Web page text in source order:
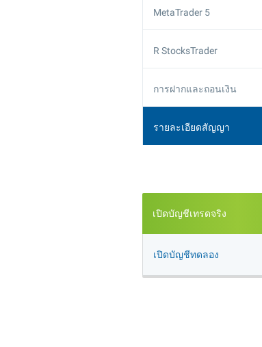
MetaTrader 5
R StocksTrader
การฝากและถอนเงิน
รายละเอียดสัญญา
เปิดบัญชีเทรดจริง
เปิดบัญชีทดลอง